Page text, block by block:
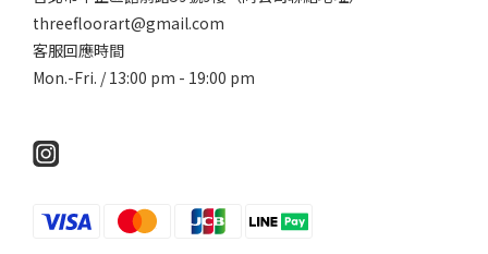
threefloorart@gmail.com
客服回應時間
Mon.-Fri. / 13:00 pm - 19:00 pm